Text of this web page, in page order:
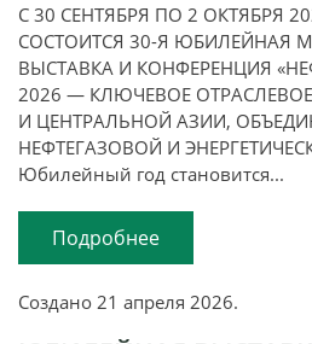
С 30 СЕНТЯБРЯ ПО 2 ОКТЯБРЯ
СОСТОИТСЯ 30-Я ЮБИЛЕЙНАЯ
ВЫСТАВКА И КОНФЕРЕНЦИЯ
2026 — КЛЮЧЕВОЕ
И ЦЕНТРАЛЬНОЙ АЗИИ,
НЕФТЕГАЗОВОЙ И
Юбилейный год становится...
Подробнее
Создано 21 апреля 2026.